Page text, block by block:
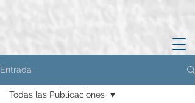
Entrada
Todas las Publicaciones